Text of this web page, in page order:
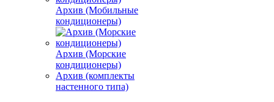
Архив (Мобильные
кондиционеры)
Архив (Морские
кондиционеры)
Архив (комплекты
настенного типа)